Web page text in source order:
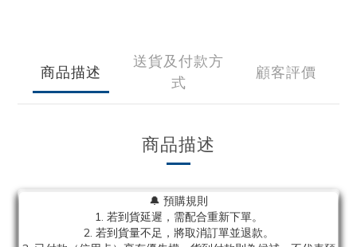
商品描述
送貨及付款方
式
顧客評價
商品描述
🔔 預購規則
1. 若到貨延遲，需配合重新下單。
2. 若到貨量不足，將取消訂單並退款。